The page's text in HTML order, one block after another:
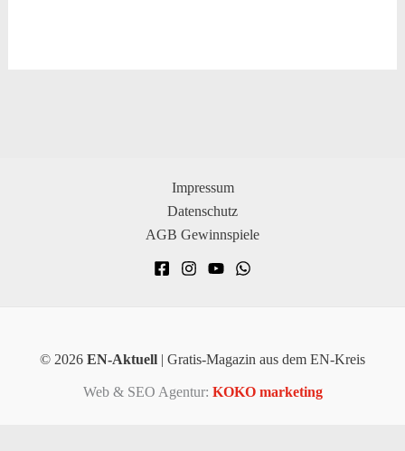
Impressum
Datenschutz
AGB Gewinnspiele
© 2026 EN-Aktuell | Gratis-Magazin aus dem EN-Kreis
Web & SEO Agentur: KOKO marketing